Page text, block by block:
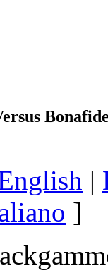
|
]